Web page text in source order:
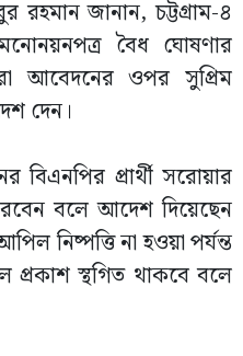
রহমান জানান, চট্টগ্রাম-৪
বৈধ ঘোষণার
আবেদনের ওপর সুপ্রিম
দেন।
বিএনপির প্রার্থী সরোয়ার
বলে আদেশ দিয়েছেন
নিষ্পত্তি না হওয়া পর্যন্ত
স্থগিত থাকবে বলে